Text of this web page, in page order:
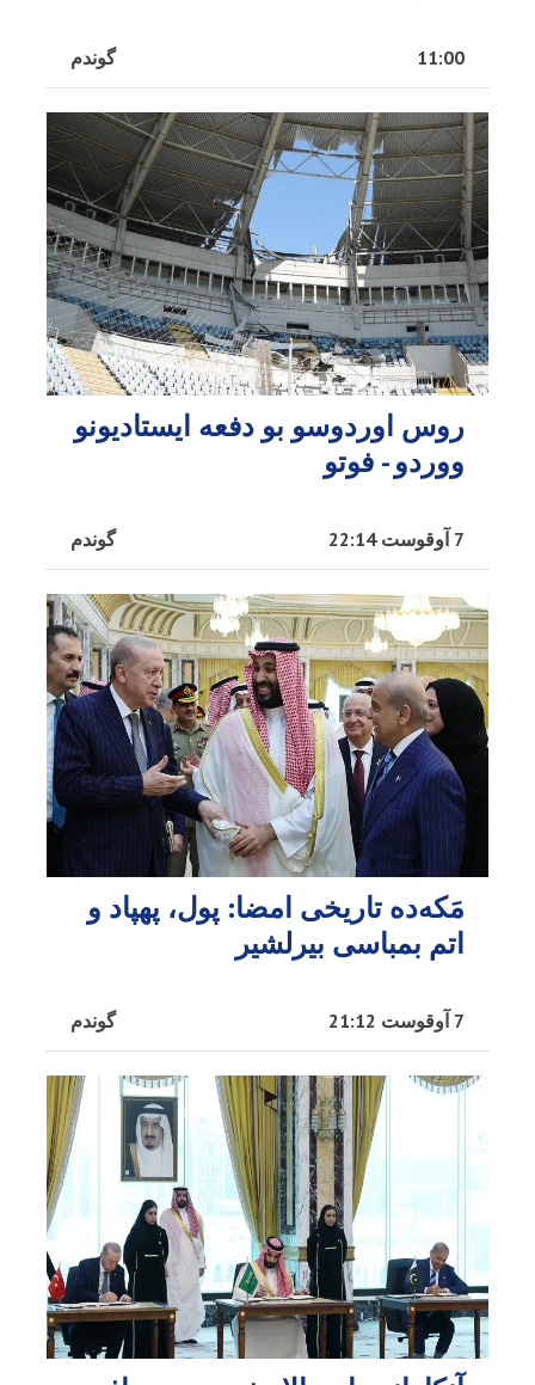
گوندم 11:00
روس اوردوسو بو دفعه ایستادیونو
ووردو - فوتو
گوندم 7 آوقوست 22:14
مَکه‌ده تاریخی امضا: پول، پهپاد و
اتم بمباسی بیرلشیر
گوندم 7 آوقوست 21:12